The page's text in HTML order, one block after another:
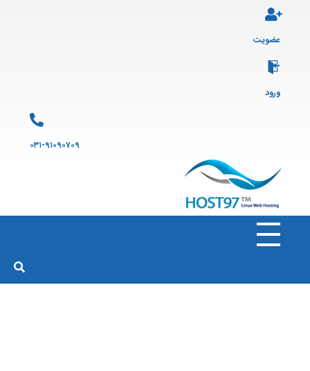
عضویت
ورود
۰۳۱-۹۱۰۹۰۷۰۹
هاست ۹۷ارائه سرویس هاست لینوکس و ثبت دامنه